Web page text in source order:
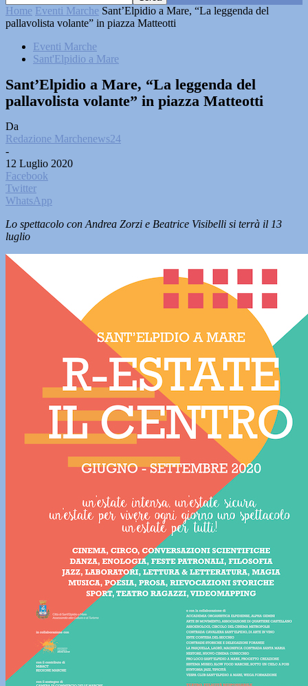
Home Eventi Marche Sant’Elpidio a Mare, “La leggenda del
pallavolista volante” in piazza Matteotti
Eventi Marche
Sant'Elpidio a Mare
Sant’Elpidio a Mare, “La leggenda del
pallavolista volante” in piazza Matteotti
Da
Redazione Marchenews24
-
12 Luglio 2020
Facebook
Twitter
WhatsApp
Lo spettacolo con Andrea Zorzi e Beatrice Visibelli si terrà il 13
luglio